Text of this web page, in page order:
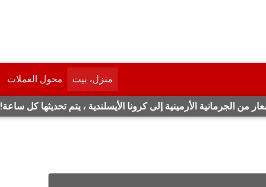
منزل، بيت محول العملات
من الجرمانية الأرمينية إلى كرونا الأيسلندية ، يتم تحديثها كل ساعة!